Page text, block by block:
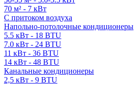
70 м² - 7 кВт
С притоком воздуха
Напольно-потолочные кондиционеры
5.5 кВт - 18 BTU
7.0 кВт - 24 BTU
11 кВт - 36 BTU
14 кВт - 48 BTU
Канальные кондиционеры
2,5 кВт - 9 BTU